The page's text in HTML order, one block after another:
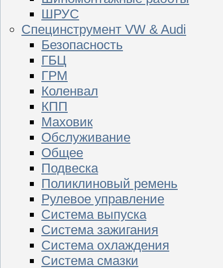
ШРУС
Специнструмент VW & Audi
Безопасность
ГБЦ
ГРМ
Коленвал
КПП
Маховик
Обслуживание
Общее
Подвеска
Поликлиновый ремень
Рулевое управление
Система выпуска
Система зажигания
Система охлаждения
Система смазки